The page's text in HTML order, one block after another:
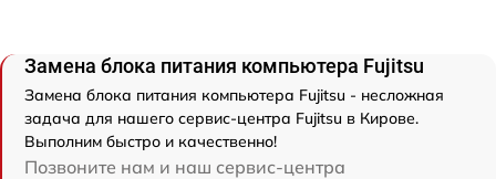
Замена блока питания компьютера Fujitsu
Замена блока питания компьютера Fujitsu - несложная
задача для нашего сервис-центра Fujitsu в Кирове.
Выполним быстро и качественно!
Позвоните нам и наш сервис-центра